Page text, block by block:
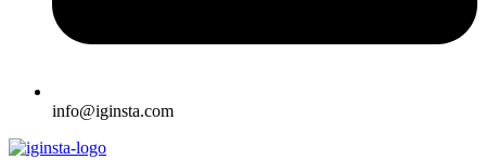
info@iginsta.com